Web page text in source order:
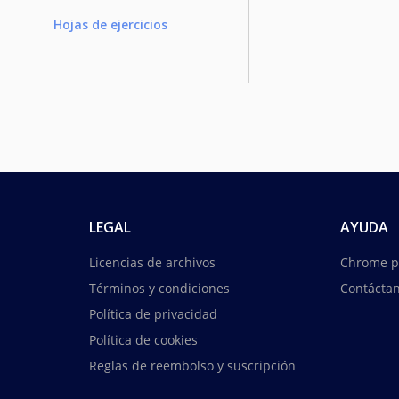
Hojas de ejercicios
LEGAL
Licencias de archivos
Términos y condiciones
Política de privacidad
Política de cookies
Reglas de reembolso y suscripción
AYUDA
Chrome